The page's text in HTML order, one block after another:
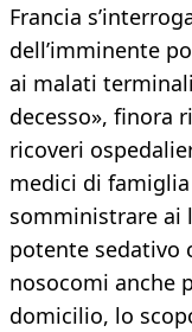
Francia
dell’imminente
ai malati
decesso», finora
ricoveri
medici di
somministrare ai
potente sedativo
nosocomi anche
domicilio, lo